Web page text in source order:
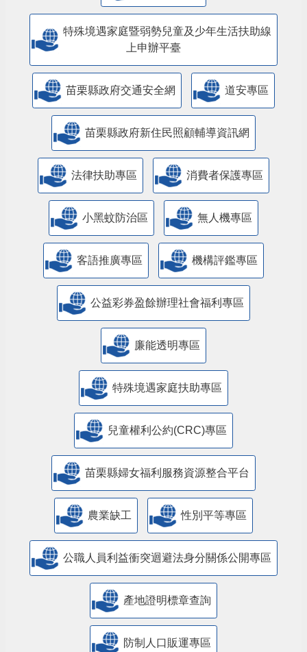
特殊境遇家庭暨弱勢兒童及少年生活扶助線
上申辦平臺
苗栗縣政府交通安全網 道安專區
苗栗縣政府新住民照顧輔導資訊網
法律扶助專區 消費者保護專區
小黑蚊防治區 無人機專區
客語推廣專區 機構評鑑專區
公益彩券盈餘辦理社會福利專區
廉能透明專區
特殊境遇家庭扶助專區
兒童權利公約(CRC)專區
苗栗縣婦女福利服務資源整合平台
農業缺工 性別平等專區
公職人員利益衝突迴避法身分關係公開專區
產地證明標章查詢
防制人口販運專區